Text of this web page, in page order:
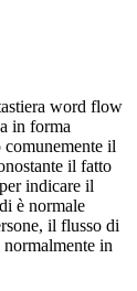
word flow
in forma
comunemente il
il fatto
indicare il
è normale
il flusso di
normalmente in